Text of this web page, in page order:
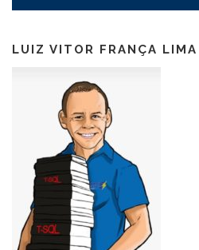
LUIZ VITOR FRANÇA LIMA